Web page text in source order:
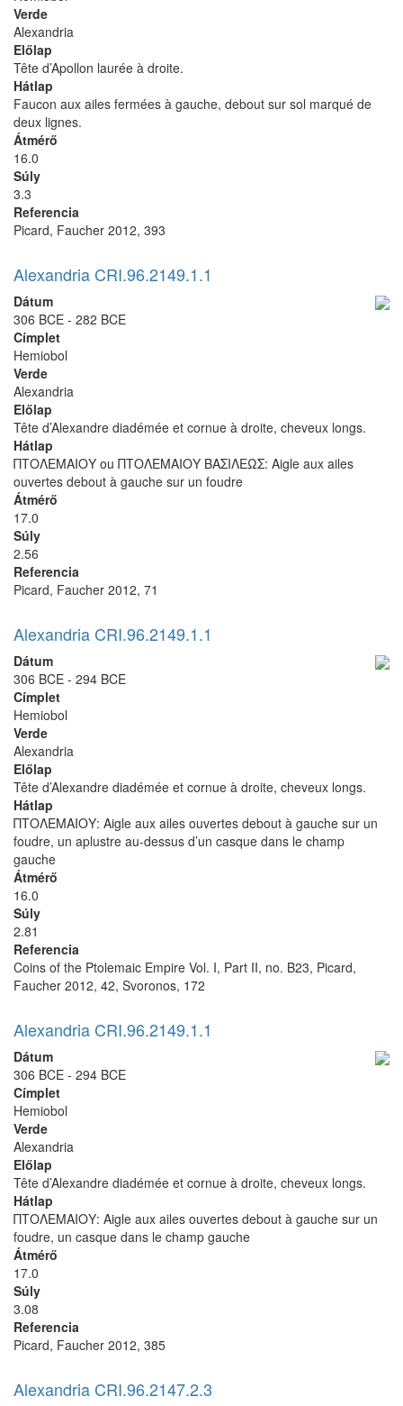
Verde
Alexandria
Előlap
Tête d’Apollon laurée à droite.
Hátlap
Faucon aux ailes fermées à gauche, debout sur sol marqué de
deux lignes.
Átmérő
16.0
Súly
3.3
Referencia
Picard, Faucher 2012, 393
Alexandria CRI.96.2149.1.1
Dátum
306 BCE - 282 BCE
Címplet
Hemiobol
Verde
Alexandria
Előlap
Tête d’Alexandre diadémée et cornue à droite, cheveux longs.
Hátlap
ΠΤΟΛΕΜΑΙΟΥ ou ΠΤΟΛΕΜΑΙΟΥ ΒΑΣΙΛΕΩΣ: Aigle aux ailes
ouvertes debout à gauche sur un foudre
Átmérő
17.0
Súly
2.56
Referencia
Picard, Faucher 2012, 71
Alexandria CRI.96.2149.1.1
Dátum
306 BCE - 294 BCE
Címplet
Hemiobol
Verde
Alexandria
Előlap
Tête d’Alexandre diadémée et cornue à droite, cheveux longs.
Hátlap
ΠΤΟΛΕΜΑΙΟΥ: Aigle aux ailes ouvertes debout à gauche sur un
foudre, un aplustre au-dessus d’un casque dans le champ
gauche
Átmérő
16.0
Súly
2.81
Referencia
Coins of the Ptolemaic Empire Vol. I, Part II, no. B23, Picard,
Faucher 2012, 42, Svoronos, 172
Alexandria CRI.96.2149.1.1
Dátum
306 BCE - 294 BCE
Címplet
Hemiobol
Verde
Alexandria
Előlap
Tête d’Alexandre diadémée et cornue à droite, cheveux longs.
Hátlap
ΠΤΟΛΕΜΑΙΟΥ: Aigle aux ailes ouvertes debout à gauche sur un
foudre, un casque dans le champ gauche
Átmérő
17.0
Súly
3.08
Referencia
Picard, Faucher 2012, 385
Alexandria CRI.96.2147.2.3